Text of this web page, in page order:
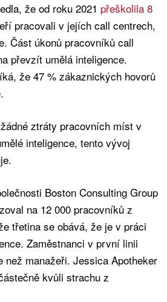
že od roku 2021 přeškolila 8
pracovali v jejích call centrech,
Část úkonů pracovníků call
převzít umělá inteligence.
že 47 % zákaznických hovorů
ztráty pracovních míst v
inteligence, tento vývoj
Boston Consulting Group
na 12 000 pracovníků z
třetina se obává, že je v práci
Zaměstnanci v první linii
než manažeři. Jessica Apotheker
kvůli strachu z